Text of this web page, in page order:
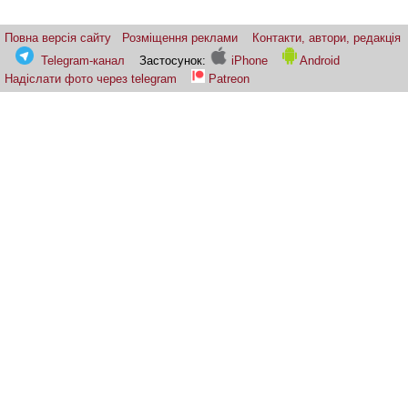
Повна версія сайту Розміщення реклами
Контакти, автори, редакція
Telegram-канал
Застосунок: iPhone
Android
Надіслати фото через telegram
Patreon